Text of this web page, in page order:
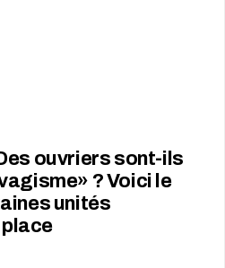
ouvriers sont-ils
? Voici le
unités